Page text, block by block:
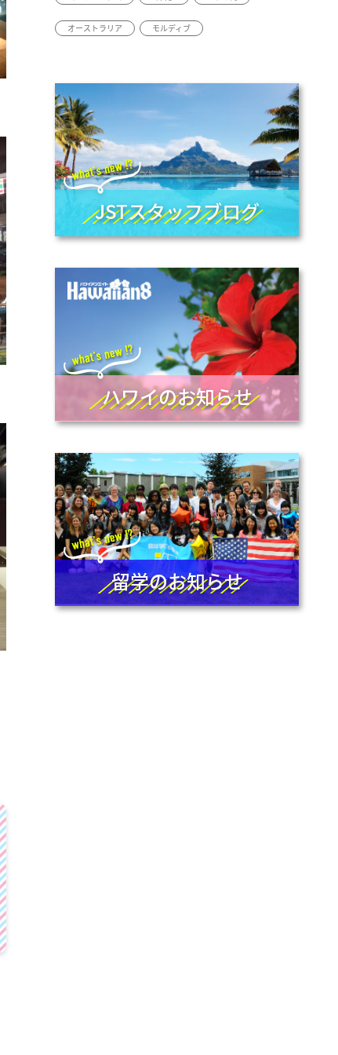
オーストラリア モルディブ
JSTスタッフブログ
ハワイのお知らせ
留学のお知らせ